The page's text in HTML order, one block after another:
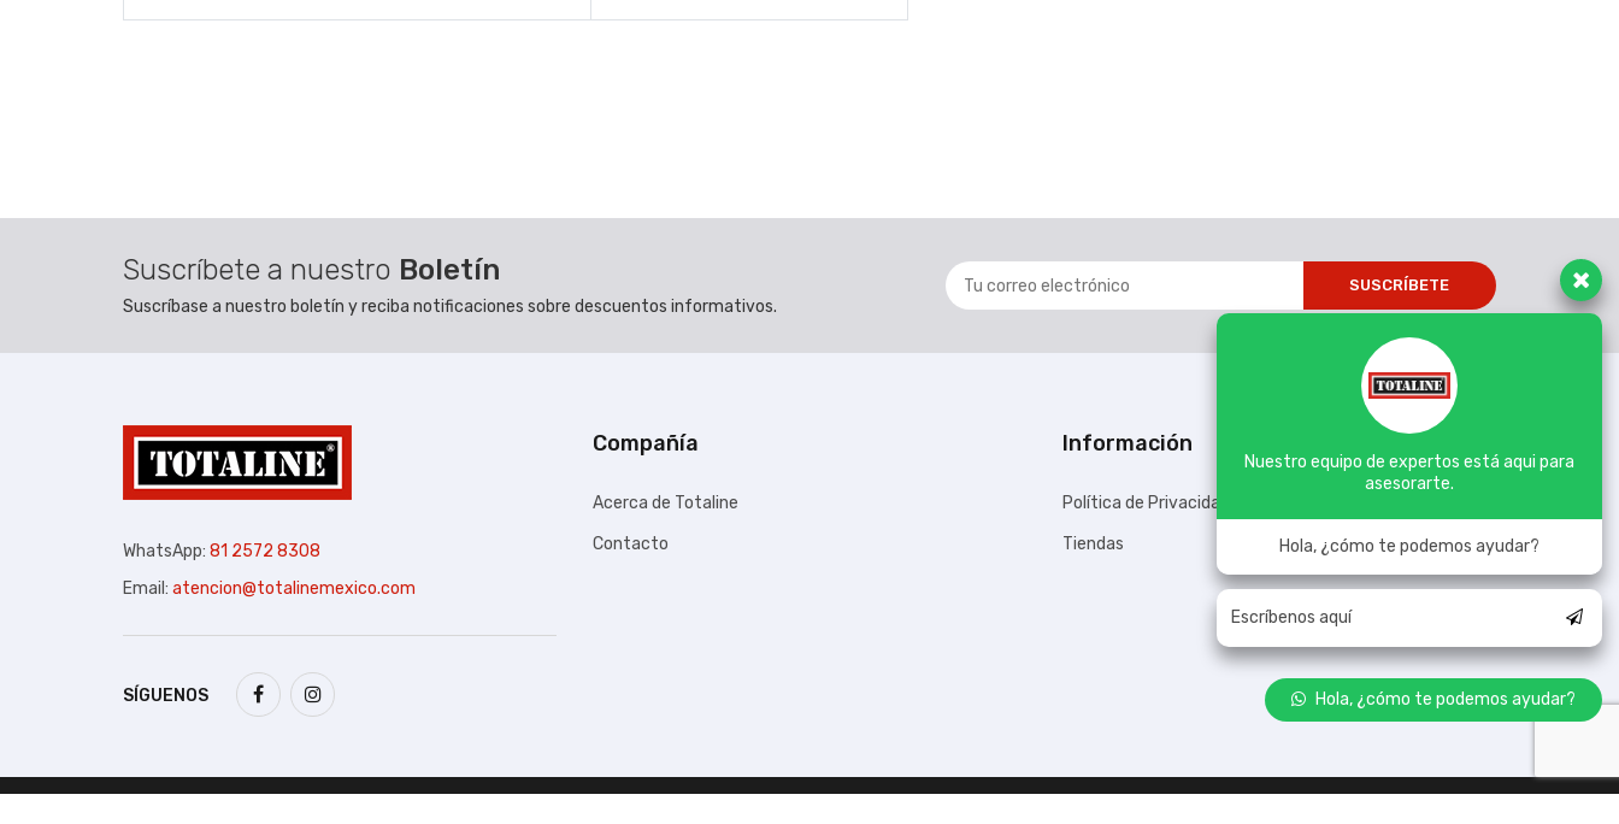
Suscríbete a nuestro Boletín
Suscríbase a nuestro boletín y reciba notificaciones sobre descuentos informativos.
SUSCRÍBETE
WhatsApp: 81 2572 8308
Email: atencion@totalinemexico.com
SÍGUENOS
Compañía
Acerca de Totaline
Contacto
Información
Política de Privacidad
Tiendas
Nuestro equipo de expertos está aqui para
asesorarte.
Hola, ¿cómo te podemos ayudar?
Hola, ¿cómo te podemos ayudar?